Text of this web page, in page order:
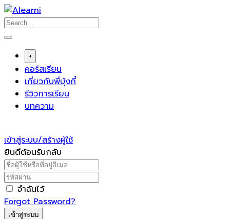
Skip
to
content
+
คอร์สเรียน
เกี่ยวกับพี่บุ้งกี๋
รีวิวการเรียน
บทความ
เข้าสู่ระบบ/สร้างผู้ใช้
ยินดีต้อนรับกลับ
จำฉันไว้
Forgot Password?
เข้าสู่ระบบ